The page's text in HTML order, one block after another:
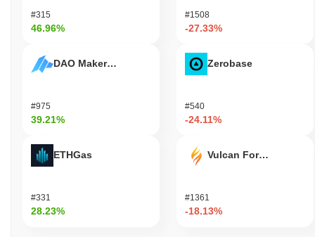
#315
46.96%
DAO Maker Token
#975
39.21%
ETHGas
#331
28.23%
#1508
-27.33%
Zerobase
#540
-24.11%
Vulcan Forged
#1361
-18.13%